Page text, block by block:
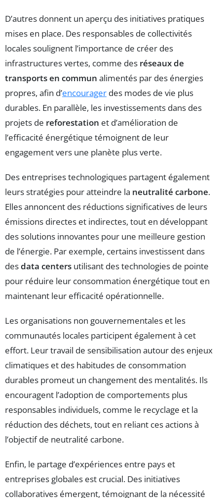
D’autres donnent un aperçu des initiatives pratiques
mises en place. Des responsables de collectivités
locales soulignent l’importance de créer des
infrastructures vertes, comme des réseaux de
transports en commun alimentés par des énergies
propres, afin d’encourager des modes de vie plus
durables. En parallèle, les investissements dans des
projets de reforestation et d’amélioration de
l’efficacité énergétique témoignent de leur
engagement vers une planète plus verte.
Des entreprises technologiques partagent également
leurs stratégies pour atteindre la neutralité carbone.
Elles annoncent des réductions significatives de leurs
émissions directes et indirectes, tout en développant
des solutions innovantes pour une meilleure gestion
de l’énergie. Par exemple, certains investissent dans
desdata centers utilisant des technologies de pointe
pour réduire leur consommation énergétique tout en
maintenant leur efficacité opérationnelle.
Les organisations non gouvernementales et les
communautés locales participent également à cet
effort. Leur travail de sensibilisation autour des enjeux
climatiques et des habitudes de consommation
durables promeut un changement des mentalités. Ils
encouragent l’adoption de comportements plus
responsables individuels, comme le recyclage et la
réduction des déchets, tout en reliant ces actions à
l’objectif de neutralité carbone.
Enfin, le partage d’expériences entre pays et
entreprises globales est crucial. Des initiatives
collaboratives émergent, témoignant de la nécessité